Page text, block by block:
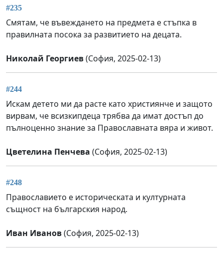
#235
Смятам, че въвеждането на предмета е стъпка в
правилната посока за развитието на децата.
Николай Георгиев(София, 2025-02-13)
#244
Искам детето ми да расте като християнче и защото
вирвам, че всизкипдеца трябва да имат достъп до
пълноценно знание за Православната вяра и живот.
Цветелина Пенчева (София, 2025-02-13)
#248
Православието е историческата и културната
същност на българския народ.
Иван Иванов(София, 2025-02-13)